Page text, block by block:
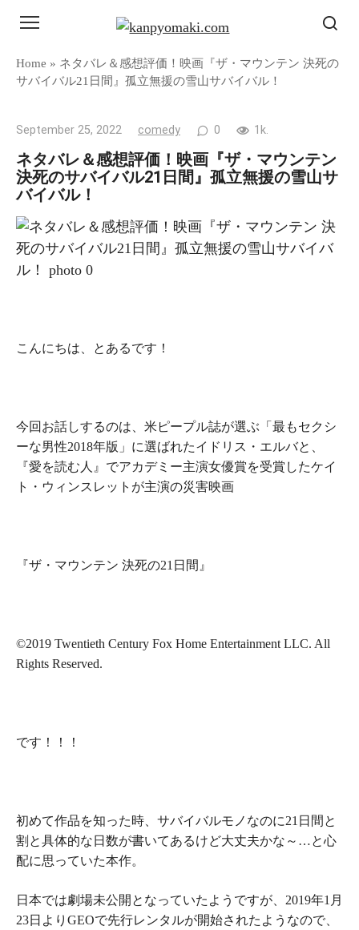
Home » ネタバレ＆感想評価！映画『ザ・マウンテン 決死の
サバイバル21日間』孤立無援の雪山サバイバル！
September 25, 2022 comedy 0 1k.
ネタバレ＆感想評価！映画『ザ・マウンテン
決死のサバイバル21日間』孤立無援の雪山サ
バイバル！
こんにちは、とあるです！
今回お話しするのは、米ピープル誌が選ぶ「最もセクシ
ーな男性2018年版」に選ばれたイドリス・エルバと、
『愛を読む人 』でアカデミー主演女優賞を受賞したケイ
ト・ウィンスレットが主演の災害映画
『ザ・マウンテン 決死の21日間 』
©2019 Twentieth Century Fox Home Entertainment LLC. All
Rights Reserved.
です！！！
初めて作品を知った時、サバイバルモノなのに21日間と
割と具体的な日数が書いてあるけど大丈夫かな～…と心
配に思っていた本作。
日本では劇場未公開となっていたようですが、2019年1月
23日よりGEOで先行レンタルが開始されたようなので、